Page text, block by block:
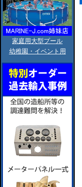
家庭用大型プール
幼稚園・イベント用